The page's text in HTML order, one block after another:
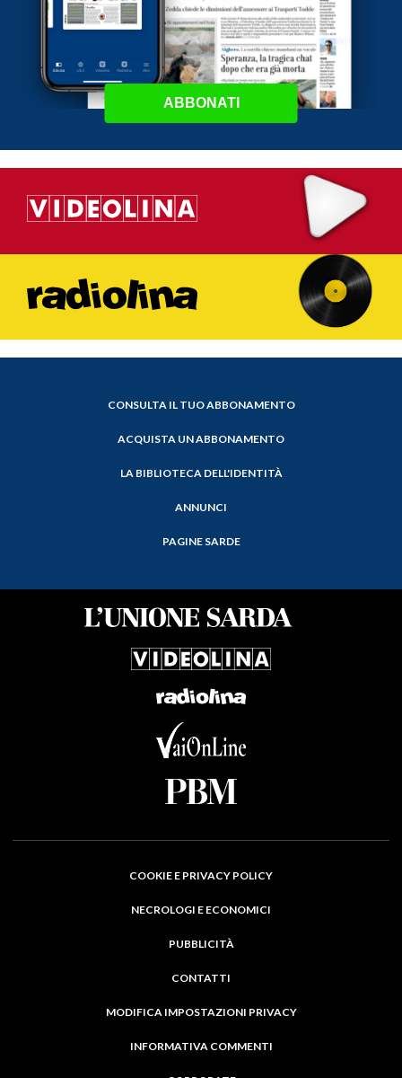
ABBONATI
CONSULTA IL TUO ABBONAMENTO
ACQUISTA UN ABBONAMENTO
LA BIBLIOTECA DELL'IDENTITÀ
ANNUNCI
PAGINE SARDE
COOKIE E PRIVACY POLICY
NECROLOGI E ECONOMICI
PUBBLICITÀ
CONTATTI
MODIFICA IMPOSTAZIONI PRIVACY
INFORMATIVA COMMENTI